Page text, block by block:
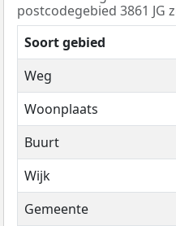
postcodegebied 3861 JG
Soort gebied
Weg
Woonplaats
Buurt
Wijk
Gemeente